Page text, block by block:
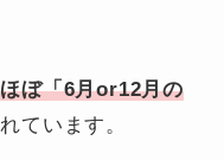
ほぼ「6月or12月の
ています。